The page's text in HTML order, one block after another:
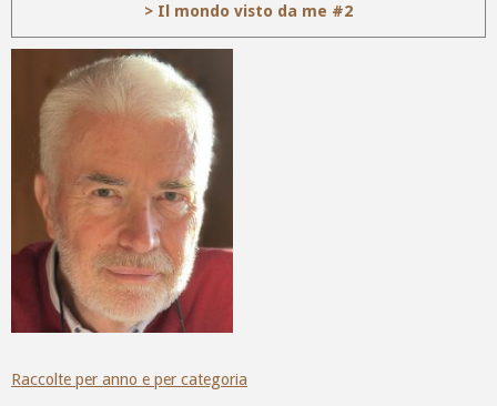
> Il mondo visto da me #2
Raccolte per anno e per categoria